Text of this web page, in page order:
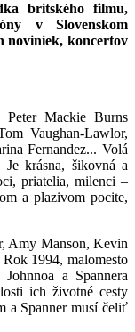
britského filmu,
v Slovenskom
noviniek, koncertov
Peter Mackie Burns
Vaughan-Lawlor,
Fernandez... Volá
krásna, šikovná a
priatelia, milenci –
a plazivom pocite,
Amy Manson, Kevin
1994, malomesto
a Spannera
ich životné cesty
a Spanner musí čeliť